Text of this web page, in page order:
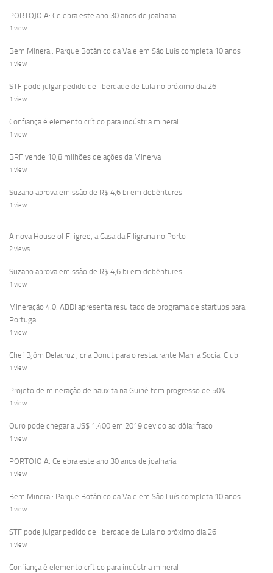
PORTOJOIA: Celebra este ano 30 anos de joalharia
1 view
Bem Mineral: Parque Botânico da Vale em São Luís completa 10 anos
1 view
STF pode julgar pedido de liberdade de Lula no próximo dia 26
1 view
Confiança é elemento crítico para indústria mineral
1 view
BRF vende 10,8 milhões de ações da Minerva
1 view
Suzano aprova emissão de R$ 4,6 bi em debêntures
1 view
A nova House of Filigree, a Casa da Filigrana no Porto
2 views
Suzano aprova emissão de R$ 4,6 bi em debêntures
1 view
Mineração 4.0: ABDI apresenta resultado de programa de startups para
Portugal
1 view
Chef Björn Delacruz , cria Donut para o restaurante Manila Social Club
1 view
Projeto de mineração de bauxita na Guiné tem progresso de 50%
1 view
Ouro pode chegar a US$ 1.400 em 2019 devido ao dólar fraco
1 view
PORTOJOIA: Celebra este ano 30 anos de joalharia
1 view
Bem Mineral: Parque Botânico da Vale em São Luís completa 10 anos
1 view
STF pode julgar pedido de liberdade de Lula no próximo dia 26
1 view
Confiança é elemento crítico para indústria mineral